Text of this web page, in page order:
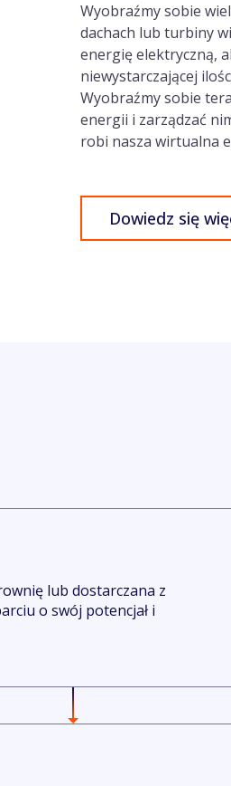
Wyobraźmy sobie
dachach lub turbiny
energię elektryczną,
niewystarczającej
Wyobraźmy sobie
energii i zarządzać
robi nasza wirtualna
Dowiedz się
lub dostarczana z
o swój potencjał i